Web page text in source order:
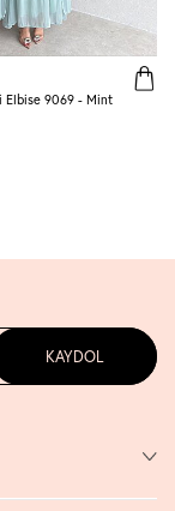
Elbise 9069 - Mint
KAYDOL